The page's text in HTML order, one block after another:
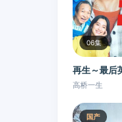
06集
再生～最后
高桥一生
国产